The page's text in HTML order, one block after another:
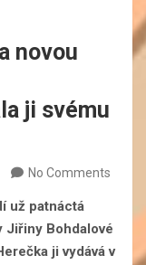
novou
ji svému
No Comments
už patnáctá
Jiřiny Bohdalové
ji vydává v